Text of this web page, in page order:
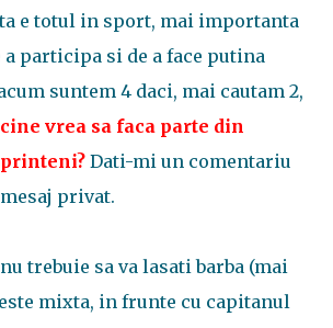
e totul in sport, mai importanta
a participa si de a face putina
suntem 4 daci, mai cautam 2,
vrea sa faca parte din
Dati-mi un comentariu
privat.
trebuie sa va lasati barba (mai
mixta, in frunte cu capitanul